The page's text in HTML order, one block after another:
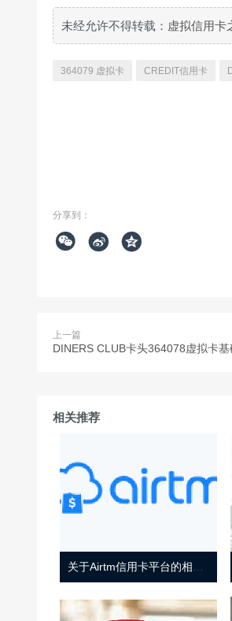
未经允许不得转载： 虚拟信用卡
364079 虚拟卡 CREDIT信用卡
分享到：
  
上一篇
DINERS CLUB卡头364078虚拟卡基
相关推荐